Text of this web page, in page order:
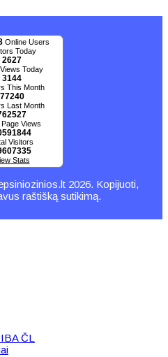
Online Users
Today
2627
Today
3144
This Month
77240
Last Month
Page Views
Visitors
Stats
2026. Kopijuoti,
raštišką sutikimą.
ČL